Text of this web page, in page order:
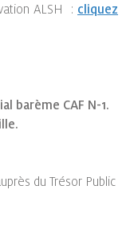
ALSH : cliquez
barème CAF N-1.
du Trésor Public